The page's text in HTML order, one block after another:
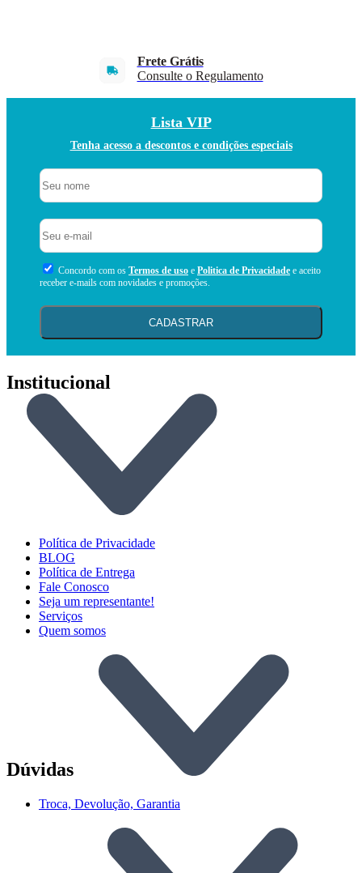
Frete Grátis
Consulte o Regulamento
Lista VIP
Tenha acesso a descontos e condições especiais
Concordo com os Termos de uso e Politica de Privacidade e aceito
receber e-mails com novidades e promoções.
CADASTRAR
Institucional
Política de Privacidade
BLOG
Política de Entrega
Fale Conosco
Seja um representante!
Serviços
Quem somos
Dúvidas
Troca, Devolução, Garantia